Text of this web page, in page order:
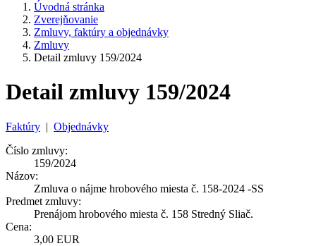
Úvodná stránka
Zverejňovanie
Zmluvy, faktúry a objednávky
Zmluvy
Detail zmluvy 159/2024
Detail zmluvy 159/2024
Faktúry | Objednávky
Číslo zmluvy:
159/2024
Názov:
Zmluva o nájme hrobového miesta č. 158-2024 -SS
Predmet zmluvy:
Prenájom hrobového miesta č. 158 Stredný Sliač.
Cena:
3,00 EUR